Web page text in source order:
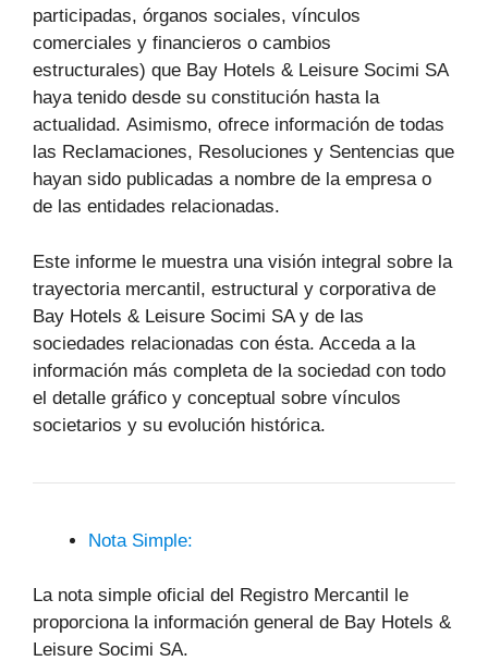
participadas, órganos sociales, vínculos
comerciales y financieros o cambios
estructurales) que Bay Hotels & Leisure Socimi SA
haya tenido desde su constitución hasta la
actualidad. Asimismo, ofrece información de todas
las Reclamaciones, Resoluciones y Sentencias que
hayan sido publicadas a nombre de la empresa o
de las entidades relacionadas.
Este informe le muestra una visión integral sobre la
trayectoria mercantil, estructural y corporativa de
Bay Hotels & Leisure Socimi SA y de las
sociedades relacionadas con ésta. Acceda a la
información más completa de la sociedad con todo
el detalle gráfico y conceptual sobre vínculos
societarios y su evolución histórica.
Nota Simple:
La nota simple oficial del Registro Mercantil le
proporciona la información general de Bay Hotels &
Leisure Socimi SA.